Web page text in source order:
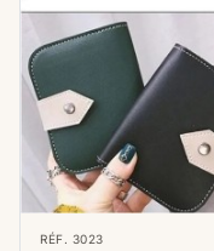
RÉF. 3023